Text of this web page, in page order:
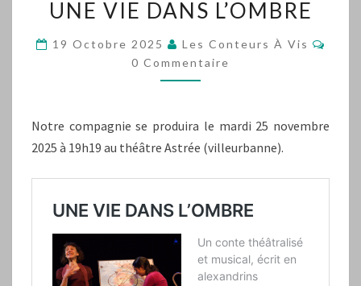
VIE
L’OMBRE
UNE VIE DANS L’OMBRE
19 Octobre 2025 Les Conteurs À Vis
0 Commentaire
Notre compagnie se produira le mardi 25 novembre
2025 à 19h19 au théâtre Astrée (villeurbanne).